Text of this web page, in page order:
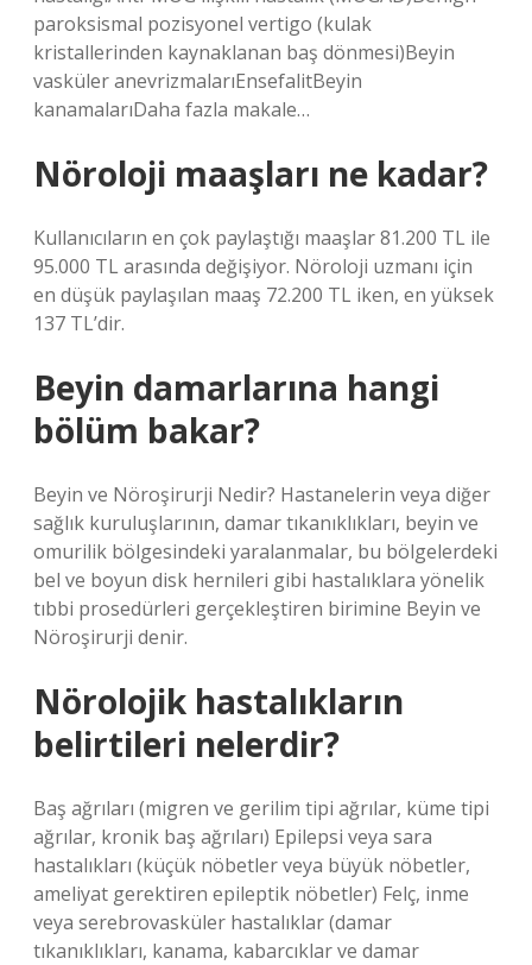
paroksismal pozisyonel vertigo (kulak
kristallerinden kaynaklanan baş dönmesi)Beyin
vasküler anevrizmalarıEnsefalitBeyin
kanamalarıDaha fazla makale…
Nöroloji maaşları ne kadar?
Kullanıcıların en çok paylaştığı maaşlar 81.200 TL ile
95.000 TL arasında değişiyor. Nöroloji uzmanı için
en düşük paylaşılan maaş 72.200 TL iken, en yüksek
137 TL’dir.
Beyin damarlarına hangi
bölüm bakar?
Beyin ve Nöroşirurji Nedir? Hastanelerin veya diğer
sağlık kuruluşlarının, damar tıkanıklıkları, beyin ve
omurilik bölgesindeki yaralanmalar, bu bölgelerdeki
bel ve boyun disk hernileri gibi hastalıklara yönelik
tıbbi prosedürleri gerçekleştiren birimine Beyin ve
Nöroşirurji denir.
Nörolojik hastalıkların
belirtileri nelerdir?
Baş ağrıları (migren ve gerilim tipi ağrılar, küme tipi
ağrılar, kronik baş ağrıları) Epilepsi veya sara
hastalıkları (küçük nöbetler veya büyük nöbetler,
ameliyat gerektiren epileptik nöbetler) Felç, inme
veya serebrovasküler hastalıklar (damar
tıkanıklıkları, kanama, kabarcıklar ve damar